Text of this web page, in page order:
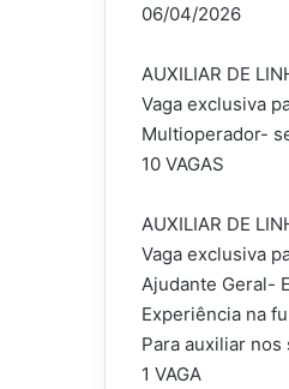
06/04/2026
AUXILIAR DE
Vaga exclusiva
Multioperador-
10 VAGAS
AUXILIAR DE
Vaga exclusiva
Ajudante Geral-
Experiência na
Para auxiliar
1 VAGA